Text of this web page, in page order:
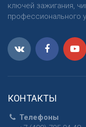
ключей зажигания,
профессионального
КОНТАКТЫ
Телефоны